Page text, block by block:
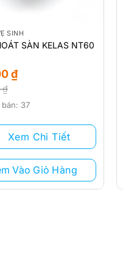
SINH
SÀN KELAS NT60
₫
₫.
₫
37
Xem Chi Tiết
Vào Giỏ Hàng